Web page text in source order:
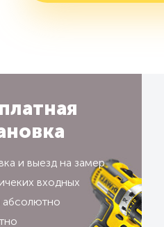
и выезд на замер
входных
абсолютно